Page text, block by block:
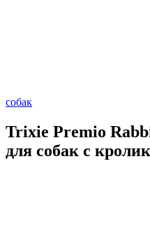
собак
Trixie Premio
для собак с